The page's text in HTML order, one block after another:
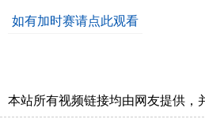
如有加时赛请点此观看
本站所有视频链接均由网友提供，